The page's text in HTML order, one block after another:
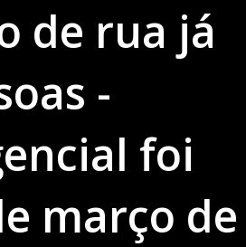
de rua já
-
foi
março de